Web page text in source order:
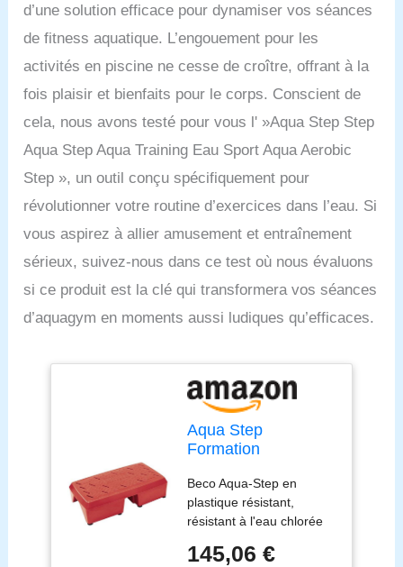
d’une solution efficace pour dynamiser vos séances
de fitness aquatique. L’engouement pour les
activités en piscine ne cesse de croître, offrant à la
fois plaisir et bienfaits pour le corps. Conscient de
cela, nous avons testé pour vous l' »Aqua Step Step
Aqua Step Aqua Training Eau Sport Aqua Aerobic
Step », un outil conçu spécifiquement pour
révolutionner votre routine d’exercices dans l’eau. Si
vous aspirez à allier amusement et entraînement
sérieux, suivez-nous dans ce test où nous évaluons
si ce produit est la clé qui transformera vos séances
d’aquagym en moments aussi ludiques qu’efficaces.
Aqua Step
Formation
Élémentaire
Écoutez l'Eau Sport
Aquagym
Beco Aqua-Step en
plastique résistant,
résistant à l'eau chlorée
145,06 €